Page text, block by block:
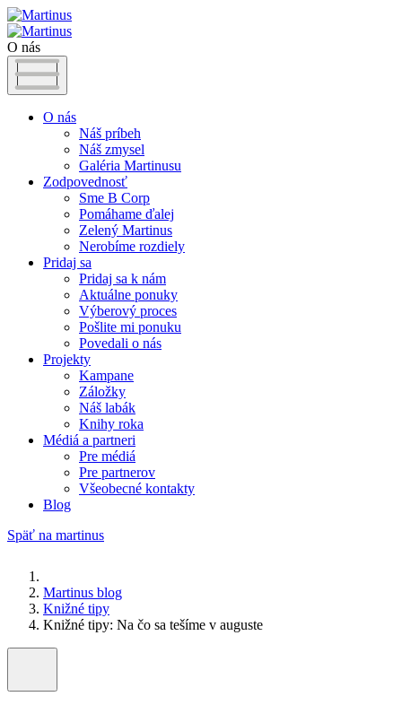
O nás
O nás
Náš príbeh
Náš zmysel
Galéria Martinusu
Zodpovednosť
Sme B Corp
Pomáhame ďalej
Zelený Martinus
Nerobíme rozdiely
Pridaj sa
Pridaj sa k nám
Aktuálne ponuky
Výberový proces
Pošlite mi ponuku
Povedali o nás
Projekty
Kampane
Záložky
Náš labák
Knihy roka
Médiá a partneri
Pre médiá
Pre partnerov
Všeobecné kontakty
Blog
Späť na martinus
Martinus blog
Knižné tipy
Knižné tipy: Na čo sa tešíme v auguste